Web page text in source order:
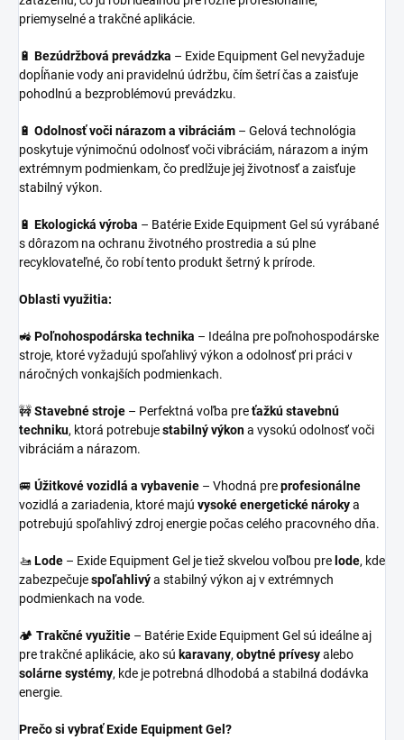
priemyselné a trakčné aplikácie.
🔋 Bezúdržbová prevádzka – Exide Equipment Gel nevyžaduje
dopĺňanie vody ani pravidelnú údržbu, čím šetrí čas a zaisťuje
pohodlnú a bezproblémovú prevádzku.
🔋 Odolnosť voči nárazom a vibráciám – Gelová technológia
poskytuje výnimočnú odolnosť voči vibráciám, nárazom a iným
extrémnym podmienkam, čo predlžuje jej životnosť a zaisťuje
stabilný výkon.
🔋 Ekologická výroba – Batérie Exide Equipment Gel sú vyrábané
s dôrazom na ochranu životného prostredia a sú plne
recyklovateľné, čo robí tento produkt šetrný k prírode.
Oblasti využitia:
🚜Poľnohospodárska technika – Ideálna pre poľnohospodárske
stroje, ktoré vyžadujú spoľahlivý výkon a odolnosť pri práci v
náročných vonkajších podmienkach.
🚧Stavebné stroje – Perfektná voľba preťažkú stavebnú
techniku, ktorá potrebujestabilný výkona vysokú odolnosť voči
vibráciám a nárazom.
🚐 Úžitkové vozidlá a vybavenie – Vhodná preprofesionálne
vozidlá a zariadenia, ktoré majú vysoké energetické nárokya
potrebujú spoľahlivý zdroj energie počas celého pracovného dňa.
🚤Lode – Exide Equipment Gel je tiež skvelou voľbou pre lode, kde
zabezpečujespoľahlivýa stabilný výkon aj v extrémnych
podmienkach na vode.
🏕️ Trakčné využitie – Batérie Exide Equipment Gel sú ideálne aj
pre trakčné aplikácie, ako sú karavany, obytné prívesyalebo
solárne systémy, kde je potrebná dlhodobá a stabilná dodávka
energie.
Prečo si vybrať Exide Equipment Gel?